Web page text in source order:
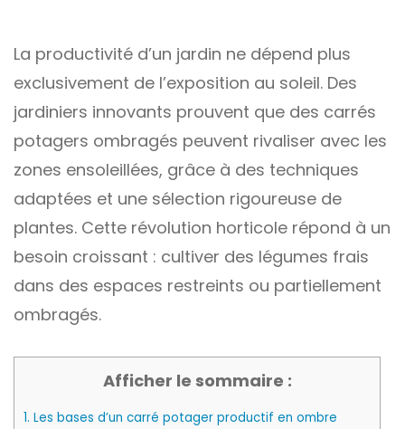
La productivité d’un jardin ne dépend plus
exclusivement de l’exposition au soleil. Des
jardiniers innovants prouvent que des carrés
potagers ombragés peuvent rivaliser avec les
zones ensoleillées, grâce à des techniques
adaptées et une sélection rigoureuse de
plantes. Cette révolution horticole répond à un
besoin croissant : cultiver des légumes frais
dans des espaces restreints ou partiellement
ombragés.
Afficher le sommaire :
1. Les bases d’un carré potager productif en ombre